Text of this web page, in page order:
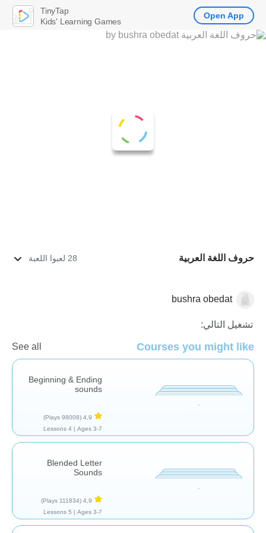
حروف اللغة العربية 28 لعبوا اللعبة
الأصوات والحروف
bushra obedat
تشغيل التالي:
Courses you might like
See all
Beginning & Ending
sounds
4,9
(98008 Plays)
Ages 3-7 |
4 Lessons
Blended Letter
Sounds
4,9
(111834 Plays)
Ages 3-7 |
5 Lessons
TinyTap
Kids' Learning Games
Open App